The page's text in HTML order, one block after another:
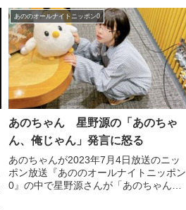
あののオールナイトニッポン0
あのちゃん 星野源の「あのちゃ
ん、俺じゃん」発言に怒る
あのちゃんが2023年7月4日放送のニッ
ポン放送『あののオールナイトニッポン
0』の中で星野源さんが「あのちゃん、